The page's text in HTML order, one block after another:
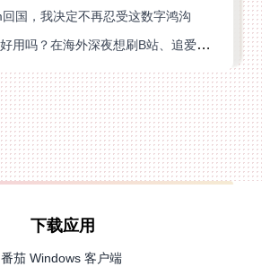
国，我决定不再忍受这数字鸿沟
Quickback和巨鲸好用吗？在海外深夜想刷B站、追爱奇艺的你，或许正需要这份答案
下载应用
番茄 Windows 客户端